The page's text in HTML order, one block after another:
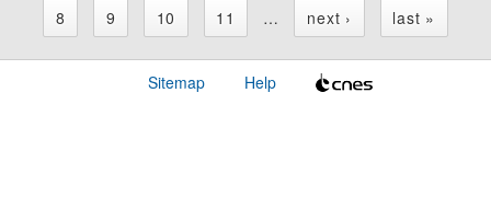
8
9 10 11 … next › last »
Sitemap Help